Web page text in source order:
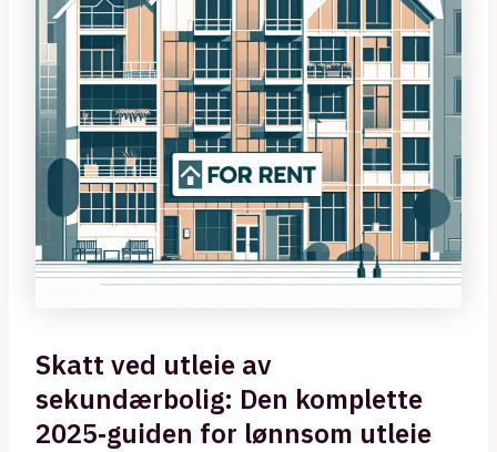
Skatt ved utleie av
sekundærbolig: Den komplette
2025‑guiden for lønnsom utleie